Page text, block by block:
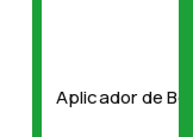
Aplicador de